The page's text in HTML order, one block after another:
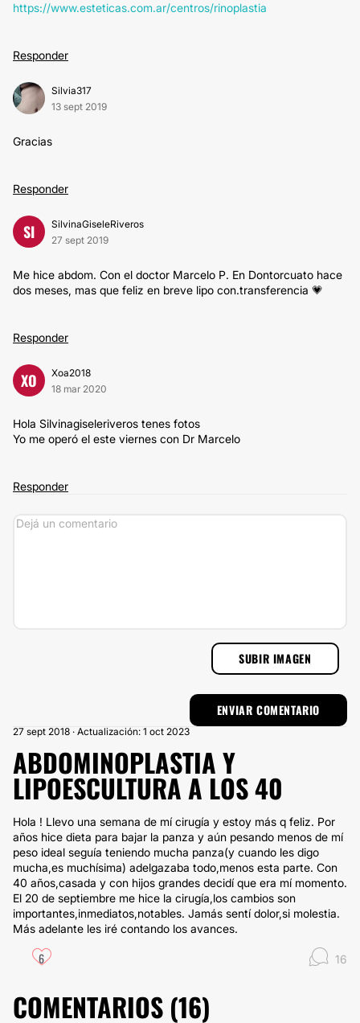
https://www.esteticas.com.ar/centros/rinoplastia
Responder
Silvia317
13 sept 2019
Gracias
Responder
SI
SilvinaGiseleRiveros
27 sept 2019
Me hice abdom. Con el doctor Marcelo P. En Dontorcuato hace
dos meses, mas que feliz en breve lipo con.transferencia 💗
Responder
XO
Xoa2018
18 mar 2020
Hola Silvinagiseleriveros tenes fotos
Yo me operó el este viernes con Dr Marcelo
Responder
SUBIR IMAGEN
27 sept 2018 · Actualización: 1 oct 2023
ABDOMINOPLASTIA Y
LIPOESCULTURA A LOS 40
Hola ! Llevo una semana de mí cirugía y estoy más q feliz. Por
años hice dieta para bajar la panza y aún pesando menos de mí
peso ideal seguía teniendo mucha panza(y cuando les digo
mucha,es muchísima) adelgazaba todo,menos esta parte. Con
40 años,casada y con hijos grandes decidí que era mí momento.
El 20 de septiembre me hice la cirugía,los cambios son
importantes,inmediatos,notables. Jamás sentí dolor,si molestia.
Más adelante les iré contando los avances.
6 16
COMENTARIOS (16)